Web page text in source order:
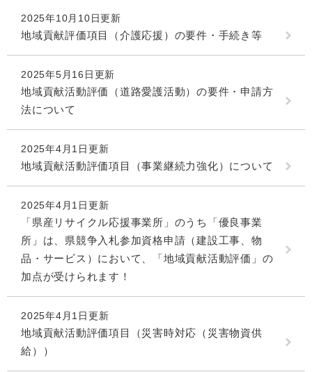
2025年10月10日更新
地域貢献評価項目（介護応援）の要件・手続き等
2025年5月16日更新
地域貢献活動評価（道路愛護活動）の要件・申請方
法について
2025年4月1日更新
地域貢献活動評価項目（事業継続力強化）について
2025年4月1日更新
「県産リサイクル応援事業所」のうち「優良事業
所」は、県競争入札参加資格申請（建設工事、物
品・サービス）において、「地域貢献活動評価」の
加点が受けられます！
2025年4月1日更新
地域貢献活動評価項目（災害時対応（災害物資供
給））